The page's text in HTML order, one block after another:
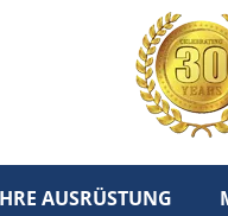
AUSRÜSTUNG